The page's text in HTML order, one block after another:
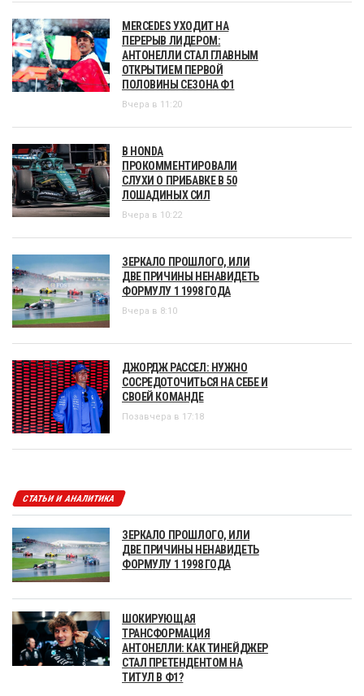
MERCEDES УХОДИТ НА
ПЕРЕРЫВ ЛИДЕРОМ:
АНТОНЕЛЛИ СТАЛ ГЛАВНЫМ
ОТКРЫТИЕМ ПЕРВОЙ
ПОЛОВИНЫ СЕЗОНА Ф1
Вчера в 11:20
В HONDA
ПРОКОММЕНТИРОВАЛИ
СЛУХИ О ПРИБАВКЕ В 50
ЛОШАДИНЫХ СИЛ
Вчера в 10:22
ЗЕРКАЛО ПРОШЛОГО, ИЛИ
ДВЕ ПРИЧИНЫ НЕНАВИДЕТЬ
ФОРМУЛУ 1 1998 ГОДА
Вчера в 8:10
ДЖОРДЖ РАССЕЛ: НУЖНО
СОСРЕДОТОЧИТЬСЯ НА СЕБЕ И
СВОЕЙ КОМАНДЕ
Позавчера в 17:18
СТАТЬИ И АНАЛИТИКА
ЗЕРКАЛО ПРОШЛОГО, ИЛИ
ДВЕ ПРИЧИНЫ НЕНАВИДЕТЬ
ФОРМУЛУ 1 1998 ГОДА
ШОКИРУЮЩАЯ
ТРАНСФОРМАЦИЯ
АНТОНЕЛЛИ: КАК ТИНЕЙДЖЕР
СТАЛ ПРЕТЕНДЕНТОМ НА
ТИТУЛ В Ф1?